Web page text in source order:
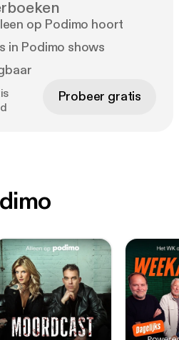
op Podimo hoort
in Podimo shows
Probeer gratis